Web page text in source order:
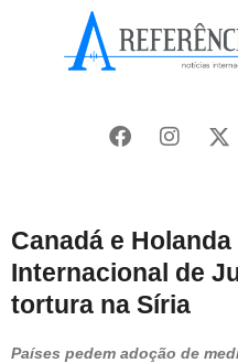
Canadá e
Internacional de
tortura na Síria
Países pedem adoção de